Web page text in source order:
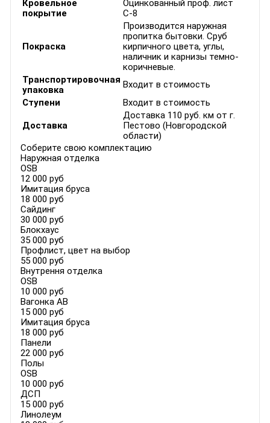
Кровельное
покрытие
Оцинкованный проф. лист
С-8
Покраска
Производится наружная
пропитка бытовки. Сруб
кирпичного цвета, углы,
наличник и карнизы темно-
коричневые.
Транспортировочная
упаковка
Входит в стоимость
Ступени
Входит в стоимость
Доставка
Доставка 110 руб. км от г.
Пестово (Новгородской
области)
Соберите свою комплектацию
Наружная отделка
OSB
12 000 руб
Имитация бруса
18 000 руб
Сайдинг
30 000 руб
Блокхаус
35 000 руб
Профлист, цвет на выбор
55 000 руб
Внутрення отделка
OSB
10 000 руб
Вагонка AB
15 000 руб
Имитация бруса
18 000 руб
Панели
22 000 руб
Полы
OSB
10 000 руб
ДСП
15 000 руб
Линолеум